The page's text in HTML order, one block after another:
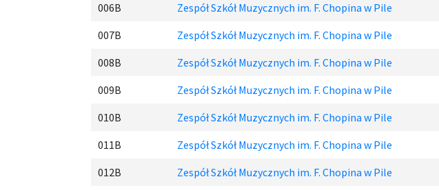
006B
Zespół Szkół Muzycznych im. F. Chopina w Pile
007B
Zespół Szkół Muzycznych im. F. Chopina w Pile
008B
Zespół Szkół Muzycznych im. F. Chopina w Pile
009B
Zespół Szkół Muzycznych im. F. Chopina w Pile
010B
Zespół Szkół Muzycznych im. F. Chopina w Pile
011B
Zespół Szkół Muzycznych im. F. Chopina w Pile
012B
Zespół Szkół Muzycznych im. F. Chopina w Pile